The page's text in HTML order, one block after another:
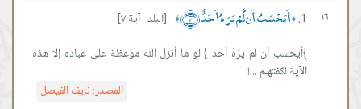
١٦ ﴿أَيَحْسَبُ أَن لَّمْ يَرَهُ أَحَدٌ ﴿٧﴾ ﴾
[البلد آية:٧]
}أيحسب أن لم يرَهُ أحد } لو ما أنزل الله موعظة على عباده إلا هذه
الآية لكفتهـم ..!!
المصدر:نايف الفيصل